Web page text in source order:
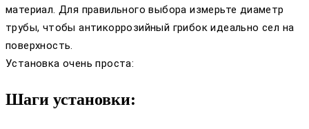
материал. Для правильного выбора измерьте диаметр
трубы, чтобы антикоррозийный грибок идеально сел на
поверхность.
Установка очень проста:
Шаги установки: